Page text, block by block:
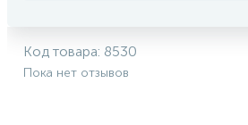
Код товара: 8530
Пока нет отзывов